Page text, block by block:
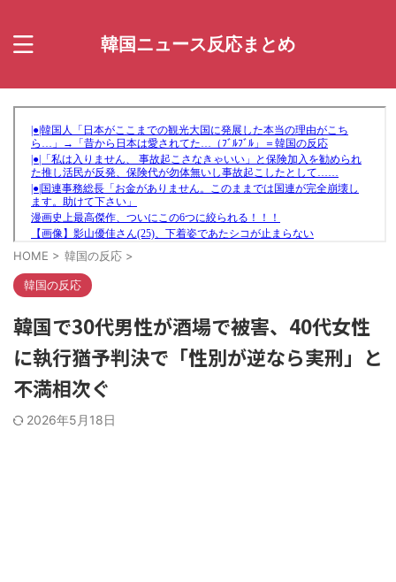
韓国ニュース反応まとめ
HOME > 韓国の反応 >
韓国の反応
韓国で30代男性が酒場で被害、40代女性
に執行猶予判決で「性別が逆なら実刑」と
不満相次ぐ
2026年5月18日